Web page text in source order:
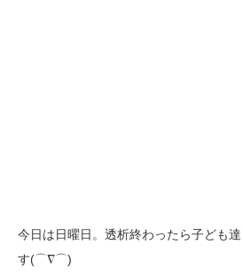
今日は日曜日。透析終わったら子ども
す(⌒∇⌒)